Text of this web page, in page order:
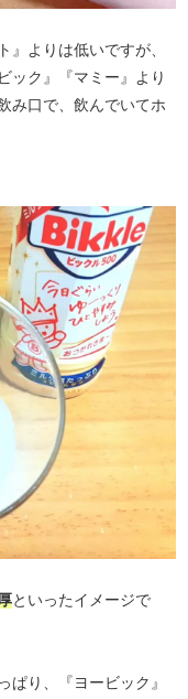
』よりは低いですが、
ック』『マミー』より
み口で、飲んでいてホ
といったイメージで
ぱり、『ヨービック』